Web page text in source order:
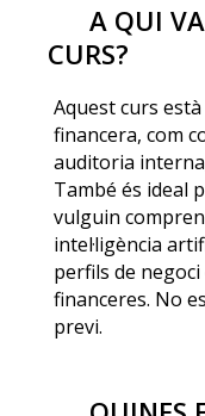
A QUI
CURS?
Aquest curs
financera, com
auditoria
També és ideal
vulguin
intel·ligència
perfils de
financeres. No
previ.